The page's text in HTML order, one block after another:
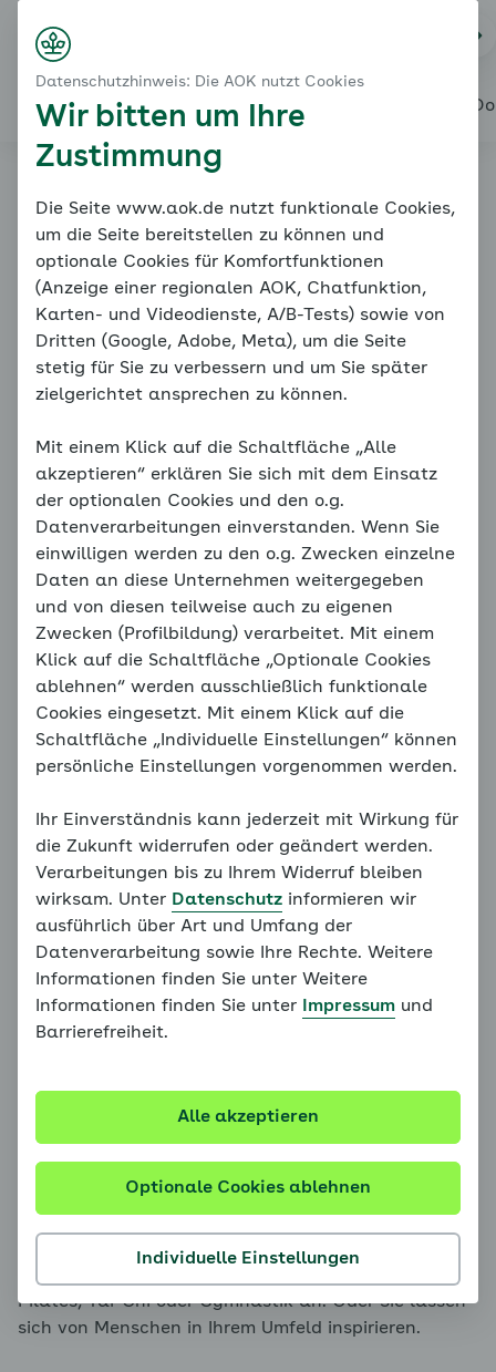
Alles über den Coach Mein Coach Meine
Bewegung
Bewegen, aber wie?
Ihr Ziel: regelmäßige Aktivität
Online-Coach
Bluthochdruck
Bewegen, aber wie?
Ihr Ziel: regelmäßige Aktivität
Oberstes Ziel in puncto Bewegung sind die
empfohlenen zweieinhalb Stunden körperliche
Aktivität pro Woche, um die Ausdauer zu trainieren.
Hinzu kommen noch zwei Einheiten, um die
Hauptmuskelgruppen zu kräftigen.
Wenn Sie das anfangs noch nicht schaffen, ist es
nicht schlimm. Beginnen Sie in diesem Fall mit
kürzeren Einheiten und steigern Sie sich langsam, so
Bewegungseinheiten kommen. Pausieren Sie nach
Möglichkeit dabei nicht mehr als zwei Tage
hintereinander. Idealerweise gewöhnen Sie sich
zunächst an regelmäßige Bewegung drei- bis
fünfmal pro Woche – unabhängig von der Dauer der
Einheiten. Steigern können Sie die Zeit dann immer
noch.
Am besten finden Sie eine Aktivität, die Ihnen
dabei. Probieren Sie dazu ruhig Sportarten aus, mit
denen Sie vorher noch nicht in Berührung gekommen
sind. Neben den bereits vorher genannten, können
dies auch Tanzen, Tennis oder Skilanglauf sein. Sie
können auch unterschiedliche Formen der
Bewegungsplan einbauen, um für Abwechslung und
Pilates, Tai-Chi oder Gymnastik an. Oder Sie lassen
sich von Menschen in Ihrem Umfeld inspirieren.
Datenschutzhinweis: Die AOK nutzt Cookies
Wir bitten um Ihre
Zustimmung
Die Seite www.aok.de nutzt funktionale Cookies,
um die Seite bereitstellen zu können und
optionale Cookies für Komfortfunktionen
(Anzeige einer regionalen AOK, Chatfunktion,
Karten- und Videodienste, A/B-Tests) sowie von
Dritten (Google, Adobe, Meta), um die Seite
stetig für Sie zu verbessern und um Sie später
zielgerichtet ansprechen zu können.
Mit einem Klick auf die Schaltfläche „Alle
akzeptieren“ erklären Sie sich mit dem Einsatz
der optionalen Cookies und den o.g.
Datenverarbeitungen einverstanden. Wenn Sie
einwilligen werden zu den o.g. Zwecken einzelne
Daten an diese Unternehmen weitergegeben
und von diesen teilweise auch zu eigenen
Zwecken (Profilbildung) verarbeitet. Mit einem
Klick auf die Schaltfläche „Optionale Cookies
ablehnen“ werden ausschließlich funktionale
Cookies eingesetzt. Mit einem Klick auf die
Schaltfläche „Individuelle Einstellungen“ können
persönliche Einstellungen vorgenommen werden.
Ihr Einverständnis kann jederzeit mit Wirkung für
die Zukunft widerrufen oder geändert werden.
Verarbeitungen bis zu Ihrem Widerruf bleiben
wirksam. Unter Datenschutz informieren wir
ausführlich über Art und Umfang der
Datenverarbeitung sowie Ihre Rechte. Weitere
Informationen finden Sie unter Weitere
Informationen finden Sie unter
Impressum und
Barrierefreiheit.
Individuelle Einstellungen
Optionale Cookies ablehnen
Alle akzeptieren